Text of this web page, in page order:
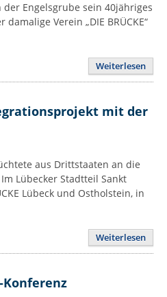
Engelsgrube sein 40jähriges
Verein „DIE BRÜCKE“
Weiterlesen
mit der
aus Drittstaaten an die
Lübecker Stadtteil Sankt
Lübeck und Ostholstein, in
Weiterlesen
Konferenz